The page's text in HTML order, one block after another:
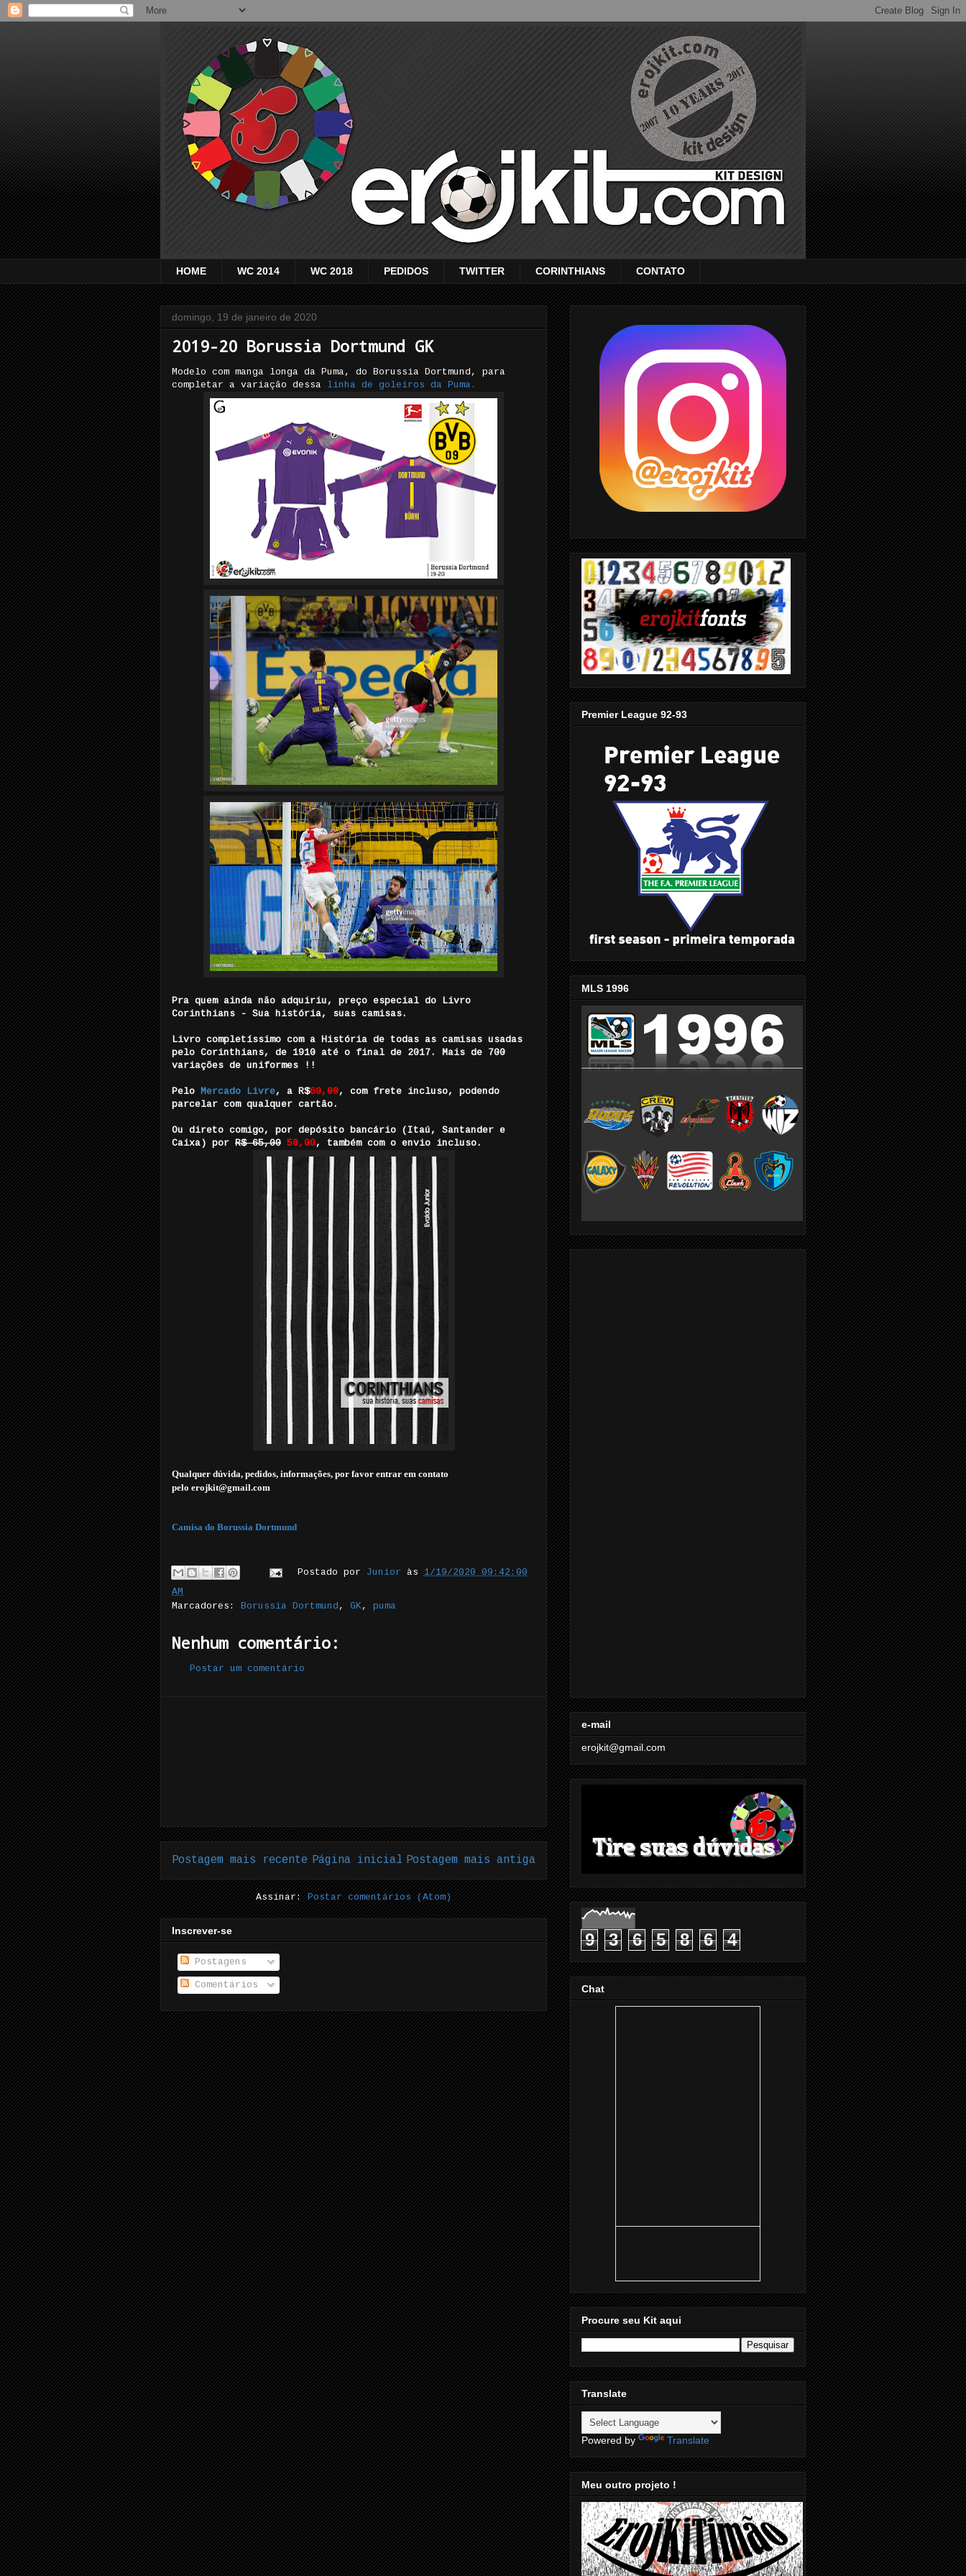
HOME WC 2014 WC 2018 PEDIDOS TWITTER CORINTHIANS CONTATO
domingo, 19 de janeiro de 2020
2019-20 Borussia Dortmund GK
Modelo com manga longa da Puma, do Borussia Dortmund, para
completar a variação dessa linha de goleiros da Puma.
Pra quem ainda não adquiriu, preço especial do Livro
Corinthians - Sua história, suas camisas.
Livro completíssimo com a História de todas as camisas usadas
pelo Corinthians, de 1910 até o final de 2017. Mais de 700
variações de uniformes !!
Pelo Mercado Livre, a R$60,00, com frete incluso, podendo
parcelar com qualquer cartão.
Ou direto comigo, por depósito bancário (Itaú, Santander e
Caixa) por R$ 65,00 50,00, também com o envio incluso.
Qualquer dúvida, pedidos, informações, por favor entrar em contato
pelo erojkit@gmail.com
Camisa do Borussia Dortmund
Postado por Junior às 1/19/2020 09:42:00
AM
Marcadores:
Borussia Dortmund , GK, puma
Nenhum comentário:
Postar um comentário
Postagem mais recente Postagem mais antiga
Página inicial
Assinar:Postar comentários (Atom)
Inscrever-se
Postagens
Comentários
Premier League 92-93
MLS 1996
e-mail
erojkit@gmail.com
9 3 6 5 8 6 4
Chat
Procure seu Kit aqui
Translate
Powered by Translate
Meu outro projeto !